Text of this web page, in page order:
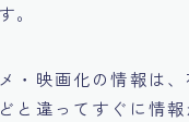
。
・映画化の情報は
と違って すぐに情